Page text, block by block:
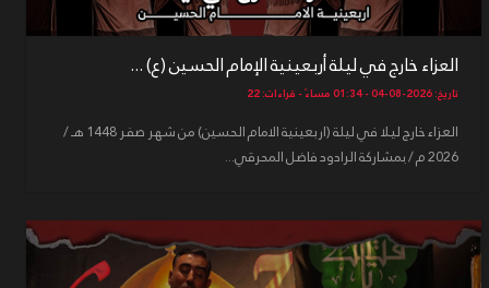
العزاء خارج في ليلة أربعينية الإمام الحسين (ع) ...
تاريخ: 2026-08-04 - 01:34 مساءً - قراءات: 22
العزاء خارج ليلا في ليلة (اربعينية الامام الحسين) من شهر صفر 1448 هـ /
2026 م / بمشاركة الرادود فاضل المحرقي...